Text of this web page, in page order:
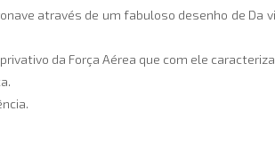
através de um fabuloso desenho de Da
da Força Aérea que com ele